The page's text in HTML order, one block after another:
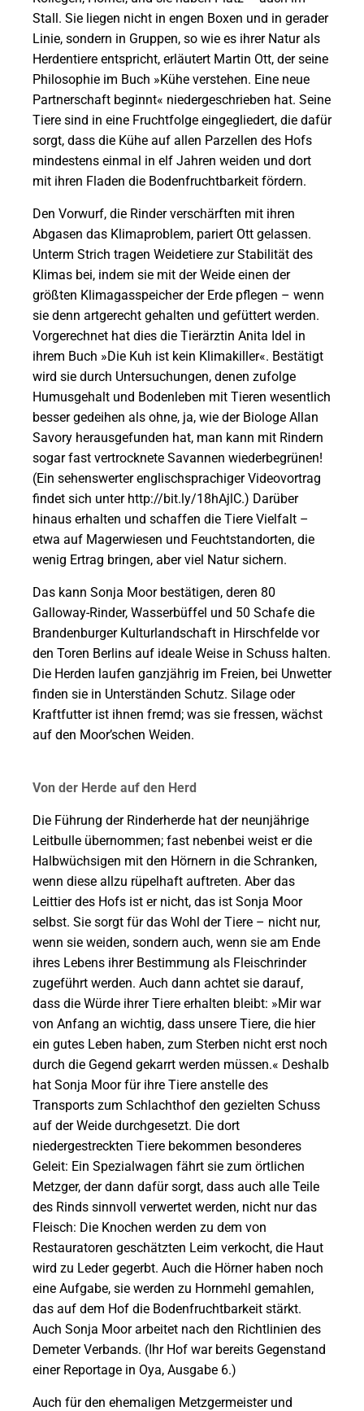
Stall. Sie liegen nicht in engen Boxen und in gerader
Linie, sondern in Gruppen, so wie es ihrer Natur als
Herdentiere entspricht, erläutert Martin Ott, der seine
Philosophie im Buch »Kühe verstehen. Eine neue
Partnerschaft beginnt« niedergeschrieben hat. Seine
Tiere sind in eine Fruchtfolge eingegliedert, die dafür
sorgt, dass die Kühe auf allen Parzellen des Hofs
mindestens einmal in elf Jahren weiden und dort
mit ihren Fladen die Bodenfruchtbarkeit fördern.
Den Vorwurf, die Rinder verschärften mit ihren
Abgasen das Klimaproblem, pariert Ott gelassen.
Unterm Strich tragen Weidetiere zur Stabilität des
Klimas bei, indem sie mit der Weide einen der
größten Klimagasspeicher der Erde pflegen – wenn
sie denn artgerecht gehalten und gefüttert werden.
Vorgerechnet hat dies die Tierärztin Anita Idel in
ihrem Buch »Die Kuh ist kein Klimakiller«. Bestätigt
wird sie durch Untersuchungen, denen zufolge
Humusgehalt und Bodenleben mit Tieren wesentlich
besser gedeihen als ohne, ja, wie der Biologe Allan
Savory herausgefunden hat, man kann mit Rindern
sogar fast vertrocknete Savannen wiederbegrünen!
(Ein sehenswerter englischsprachiger Videovortrag
findet sich unter http://bit.ly/18hAjlC.) Darüber
hinaus erhalten und schaffen die Tiere Vielfalt –
etwa auf Magerwiesen und Feuchtstandorten, die
wenig Ertrag bringen, aber viel Natur sichern.
Das kann Sonja Moor bestätigen, deren 80
Galloway-Rinder, Wasserbüffel und 50 Schafe die
Brandenburger Kulturlandschaft in Hirschfelde vor
den Toren Berlins auf ideale Weise in Schuss halten.
Die Herden laufen ganzjährig im Freien, bei Unwetter
finden sie in Unterständen Schutz. Silage oder
Kraftfutter ist ihnen fremd; was sie fressen, wächst
auf den Moor’schen Weiden.
Von der Herde auf den Herd
Die Führung der Rinderherde hat der neunjährige
Leitbulle übernommen; fast nebenbei weist er die
Halbwüchsigen mit den Hörnern in die Schranken,
wenn diese allzu rüpelhaft auftreten. Aber das
Leittier des Hofs ist er nicht, das ist Sonja Moor
selbst. Sie sorgt für das Wohl der Tiere – nicht nur,
wenn sie weiden, sondern auch, wenn sie am Ende
ihres Lebens ihrer Bestimmung als Fleischrinder
zugeführt werden. Auch dann achtet sie darauf,
dass die Würde ihrer Tiere erhalten bleibt: »Mir war
von Anfang an wichtig, dass unsere Tiere, die hier
ein gutes Leben haben, zum Sterben nicht erst noch
durch die Gegend gekarrt werden müssen.« Deshalb
hat Sonja Moor für ihre Tiere anstelle des
Transports zum Schlachthof den gezielten Schuss
auf der Weide durchgesetzt. Die dort
niedergestreckten Tiere bekommen besonderes
Geleit: Ein Spezialwagen fährt sie zum örtlichen
Metzger, der dann dafür sorgt, dass auch alle Teile
des Rinds sinnvoll verwertet werden, nicht nur das
Fleisch: Die Knochen werden zu dem von
Restauratoren geschätzten Leim verkocht, die Haut
wird zu Leder gegerbt. Auch die Hörner haben noch
eine Aufgabe, sie werden zu Hornmehl gemahlen,
das auf dem Hof die Bodenfruchtbarkeit stärkt.
Auch Sonja Moor arbeitet nach den Richtlinien des
Demeter Verbands. (Ihr Hof war bereits Gegenstand
einer Reportage in Oya, Ausgabe 6.)
Auch für den ehemaligen Metzgermeister und